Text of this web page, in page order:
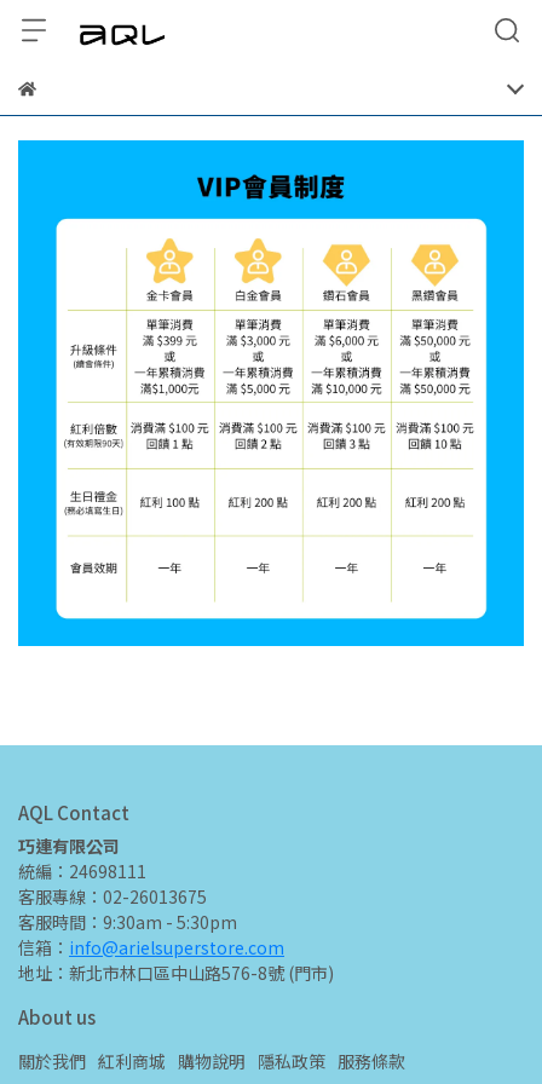
AQL Contact
巧連有限公司
統編：24698111
客服專線：02-26013675
客服時間：9:30am - 5:30pm
信箱： info@arielsuperstore.com
地址：新北市林口區中山路576-8號 (門市)
About us
關於我們 紅利商城 購物說明 隱私政策 服務條款